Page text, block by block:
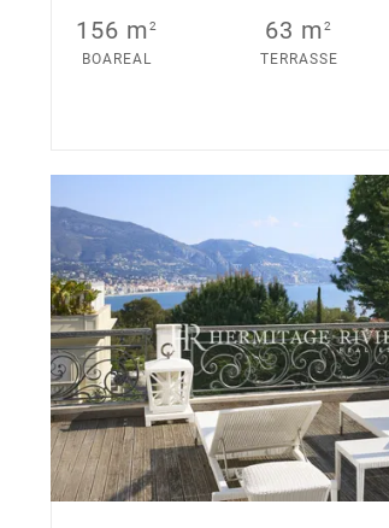
156 m2
BOAREAL
63 m2
TERRASSE